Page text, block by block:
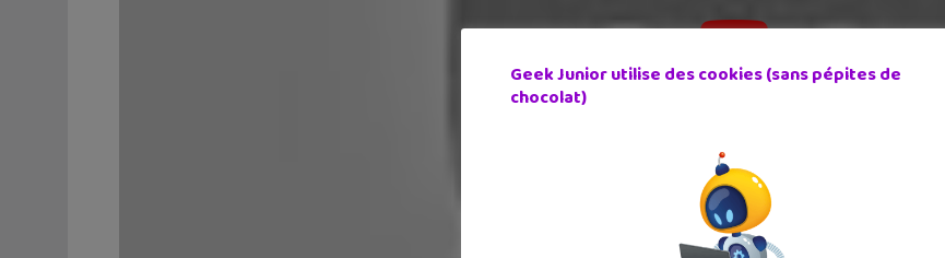
Geek Junior utilise des cookies (sans pépites de
chocolat)